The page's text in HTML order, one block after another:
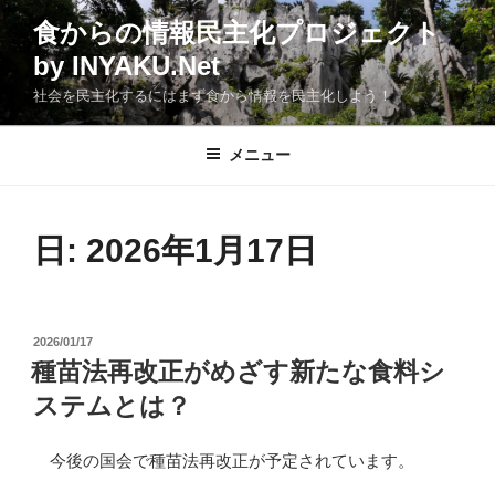
コ
食からの情報民主化プロジェクト
by INYAKU.Net
社会を民主化するにはまず食から情報を民主化しよう！
メニュー
日: 2026年1月17日
投
稿
日:
2026/01/17
種苗法再改正がめざす新たな食料シ
ステムとは？
今後の国会で種苗法再改正が予定されています。